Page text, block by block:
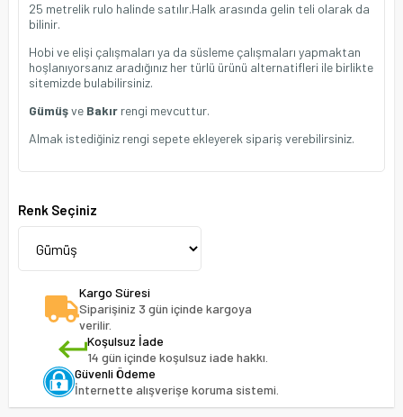
25 metrelik rulo halinde satılır.Halk arasında gelin teli olarak da
bilinir.
Hobi ve elişi çalışmaları ya da süsleme çalışmaları yapmaktan
hoşlanıyorsanız aradığınız her türlü ürünü alternatifleri ile birlikte
sitemizde bulabilirsiniz.
Gümüşve Bakır rengi mevcuttur.
Almak istediğiniz rengi sepete ekleyerek sipariş verebilirsiniz.
Renk Seçiniz
Kargo Süresi
Siparişiniz 3 gün içinde kargoya
verilir.
Koşulsuz İade
14 gün içinde koşulsuz iade hakkı.
Güvenli Ödeme
İnternette alışverişe koruma sistemi.